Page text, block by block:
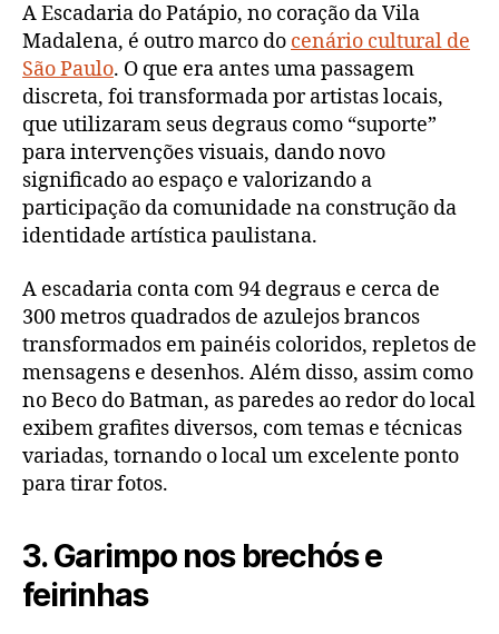
A Escadaria do Patápio, no coração da Vila
Madalena, é outro marco do cenário cultural de
São Paulo. O que era antes uma passagem
discreta, foi transformada por artistas locais,
que utilizaram seus degraus como “suporte”
para intervenções visuais, dando novo
significado ao espaço e valorizando a
participação da comunidade na construção da
identidade artística paulistana.
A escadaria conta com 94 degraus e cerca de
300 metros quadrados de azulejos brancos
transformados em painéis coloridos, repletos de
mensagens e desenhos. Além disso, assim como
no Beco do Batman, as paredes ao redor do local
exibem grafites diversos, com temas e técnicas
variadas, tornando o local um excelente ponto
para tirar fotos.
3. Garimpo nos brechós e
feirinhas